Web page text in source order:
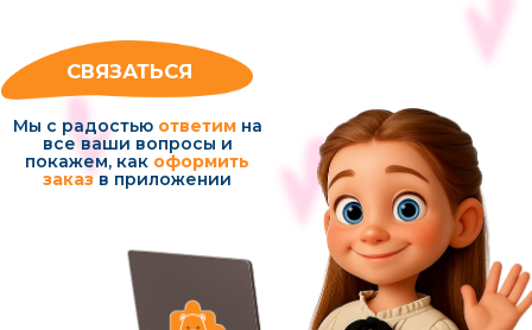
Условия использования сервисов
© 2021-2026 Сервис МУЛЬТИНЯНЯ (ИП Котельникова Яна Юрьевна)